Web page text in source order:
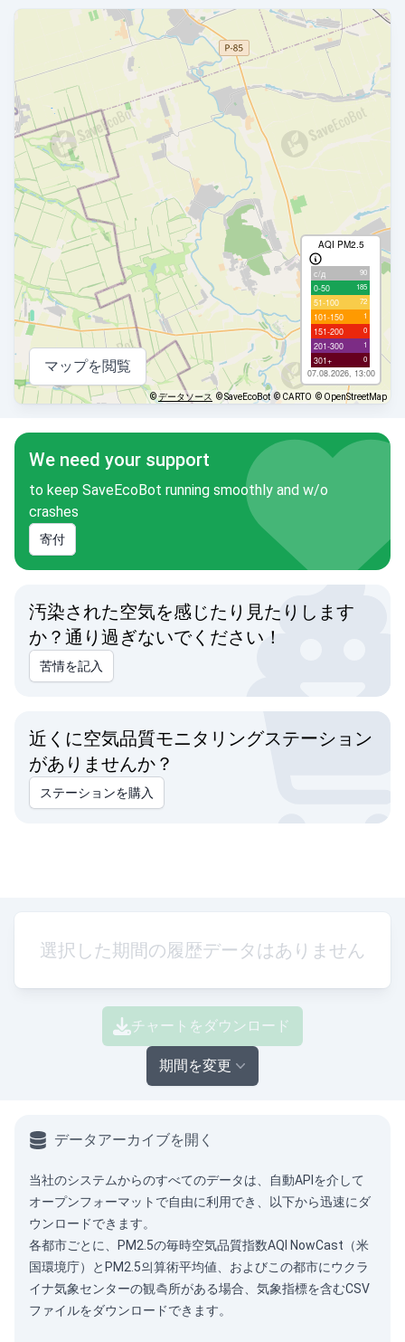
AQI PM2.5
с/д 90
0-50 185
51-100 72
101-150 1
151-200 0
201-300 1
301+ 0
07.08.2026, 13:00
マップを閲覧
©データソース © SaveEcoBot © CARTO © OpenStreetMap
We need your support
to keep SaveEcoBot running smoothly and w/o
crashes
寄付
汚染された空気を感じたり見たりします
か？通り過ぎないでください！
苦情を記入
近くに空気品質モニタリングステーション
がありませんか？
ステーションを購入
選択した期間の履歴データはありません
チャートをダウンロード
期間を変更
データアーカイブを開く
当社のシステムからのすべてのデータは、 自動API を介して
オープンフォーマットで自由に利用でき、以下から迅速にダ
ウンロードできます。
各都市ごとに、PM2.5の毎時空気品質指数AQI NowCast（米
国環境庁）とPM2.5의算術平均値、およびこの都市にウクラ
イナ気象センターの観측所がある場合、気象指標を含むCSV
ファイルをダウンロードできます。